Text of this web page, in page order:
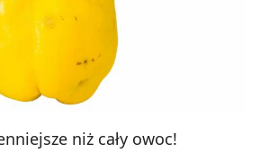
niż cały owoc!